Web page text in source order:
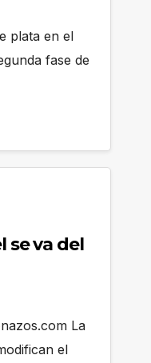
plata en el
fase de
se va del
La
el